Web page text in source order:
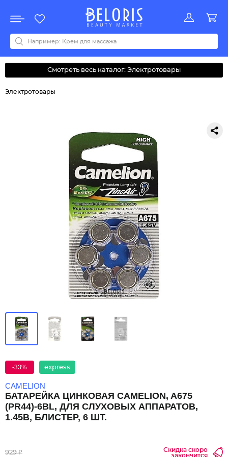
Акции
Все бренды
0-9ABCDEFGHIJKLMNOPQRSTUVWYZАБВДЗИМОКЛНПРСТУФ
Смотреть весь каталог: Электротовары
Электротовары
-33% express
CAMELION
БАТАРЕЙКА ЦИНКОВАЯ CAMELION, A675
(PR44)-6BL, ДЛЯ СЛУХОВЫХ АППАРАТОВ,
1.45В, БЛИСТЕР, 6 ШТ.
929 ₽
Скидка скоро
закончится